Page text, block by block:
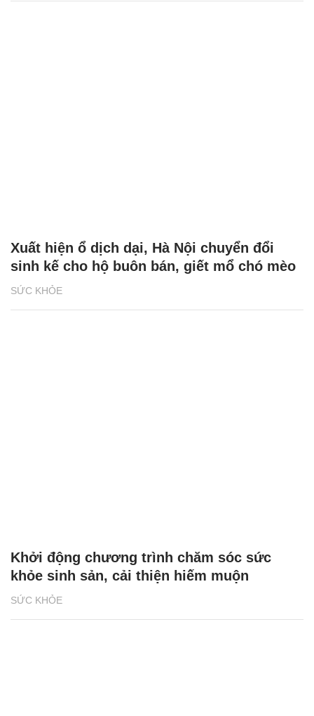
SỨC KHỎE
Xuất hiện ổ dịch dại, Hà Nội chuyển đổi
sinh kế cho hộ buôn bán, giết mổ chó mèo
SỨC KHỎE
Khởi động chương trình chăm sóc sức
khỏe sinh sản, cải thiện hiếm muộn